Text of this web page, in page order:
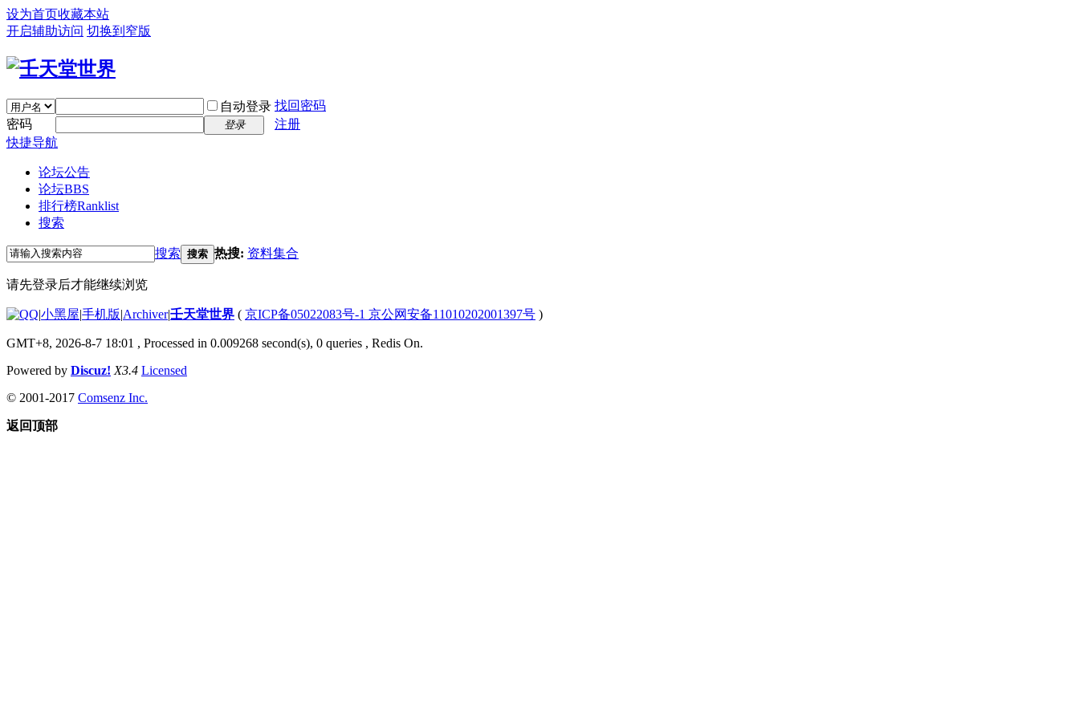
设为首页收藏本站
开启辅助访问 切换到窄版
自动登录 找回密码
密码
登录
注册
快捷导航
论坛公告
论坛BBS
排行榜Ranklist
搜索
搜索 搜索 热搜: 资料集合
请先登录后才能继续浏览
|小黑屋|手机版|Archiver|壬天堂世界 ( 京ICP备05022083号-1 京公网安备11010202001397号 )
GMT+8, 2026-8-7 18:01 , Processed in 0.009268 second(s), 0 queries , Redis On.
Powered by Discuz! X3.4 Licensed
© 2001-2017 Comsenz Inc.
返回顶部